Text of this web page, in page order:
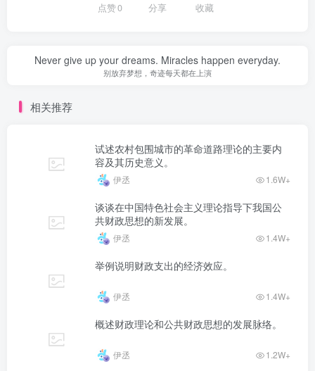
点赞0 分享 收藏
Never give up your dreams. Miracles happen everyday.
别放弃梦想，奇迹每天都在上演
相关推荐
试述农村包围城市的革命道路理论的主要内
容及其历史意义。
伊丞 1.6W+
谈谈在中国特色社会主义理论指导下我国公
共财政思想的新发展。
伊丞 1.4W+
举例说明财政支出的经济效应。
伊丞 1.4W+
概述财政理论和公共财政思想的发展脉络。
伊丞 1.2W+